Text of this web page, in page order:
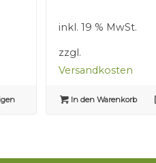
war:
inkl. 19 % MwSt.
zzgl.
Versandkosten
In den Warenkorb